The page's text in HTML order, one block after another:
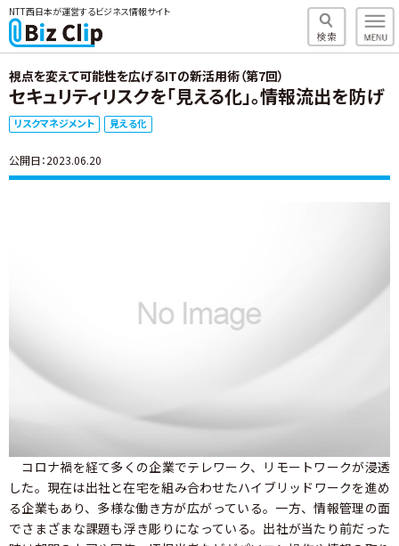
NTT西日本が運営するビジネス情報サイト
視点を変えて可能性を広げるITの新活用術（第7回）
セキュリティリスクを「見える化」。情報流出を防げ
リスクマネジメント 見える化
公開日：2023.06.20
コロナ禍を経て多くの企業でテレワーク、リモートワークが浸透
した。現在は出社と在宅を組み合わせたハイブリッドワークを進め
る企業もあり、多様な働き方が広がっている。一方、情報管理の面
でさまざまな課題も浮き彫りになっている。出社が当たり前だった